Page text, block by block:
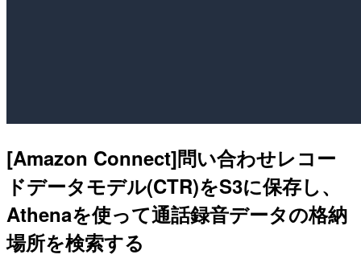
[Amazon Connect]問い合わせレコー
ドデータモデル(CTR)をS3に保存し、
Athenaを使って通話録音データの格納
場所を検索する